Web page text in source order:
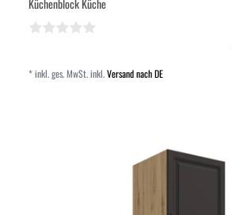
*inkl. ges. MwSt.inkl.Versand nach DE